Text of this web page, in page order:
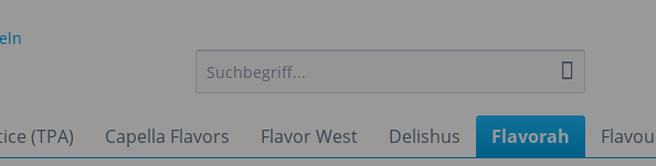
(TPA) Capella Flavors Flavor West Delishus Flavorah